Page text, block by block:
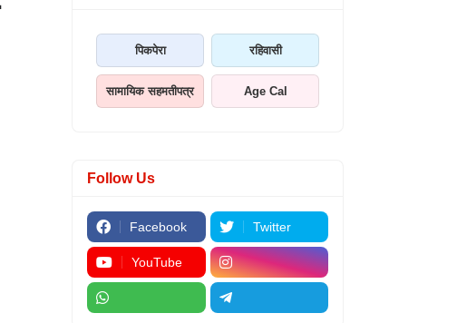
पिकपेरा रहिवासी
सामायिक सहमतीपत्र Age Cal
Follow Us
Facebook Twitter
YouTube